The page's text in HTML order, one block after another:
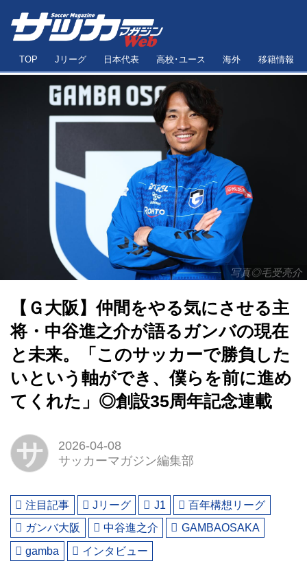
TOP Jリーグ 日本代表 高校･ユース 海外 移籍情報
写真◎毛受亮介
【Ｇ大阪】仲間をやる気にさせる主
将・中谷進之介が語るガンバの現在
と未来。「このサッカーで勝負した
いという軸ができ、僕らを前に進め
てくれた」◎創設35周年記念連載
サ
2026-04-08
サッカーマガジン編集部
注目記事 Jリーグ J1
百年構想リーグ
ガンバ大阪
中谷進之介
GAMBAOSAKA
gamba
インタビュー